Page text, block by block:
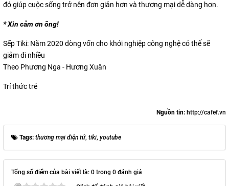
đó giúp cuộc sống trở nên đơn giản hơn và thương mại dễ dàng hơn.
* Xin cảm ơn ông!
Sếp Tiki: Năm 2020 dòng vốn cho khởi nghiệp công nghệ có thể sẽ
giảm đi nhiều
Theo Phương Nga - Hương Xuân
Trí thức trẻ
Nguồn tin: http://cafef.vn
Tags: thương mại điện tử, tiki, youtube
Tổng số điểm của bài viết là: 0 trong 0 đánh giá